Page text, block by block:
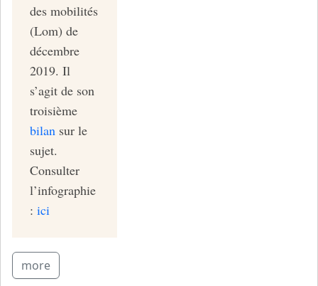
des mobilités
(Lom) de
décembre
2019. Il
s’agit de son
troisième
bilan sur le
sujet.
Consulter
l’infographie
: ici
more